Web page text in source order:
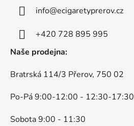
info@ecigaretyprerov.cz
+420 728 895 995
Naše prodejna:
Bratrská 114/3 Přerov, 750 02
Po-Pá 9:00-12:00 - 12:30-17:30
Sobota 9:00 - 11:30